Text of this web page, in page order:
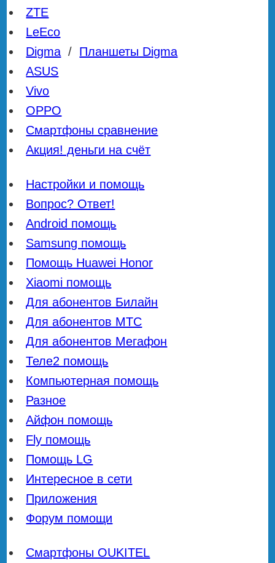
ZTE
LeEco
Digma / Планшеты Digma
ASUS
Vivo
OPPO
Смартфоны сравнение
Акция! деньги на счёт
Настройки и помощь
Вопрос? Ответ!
Android помощь
Samsung помощь
Помощь Huawei Honor
Xiaomi помощь
Для абонентов Билайн
Для абонентов МТС
Для абонентов Мегафон
Теле2 помощь
Компьютерная помощь
Разное
Айфон помощь
Fly помощь
Помощь LG
Интересное в сети
Приложения
Форум помощи
Смартфоны OUKITEL